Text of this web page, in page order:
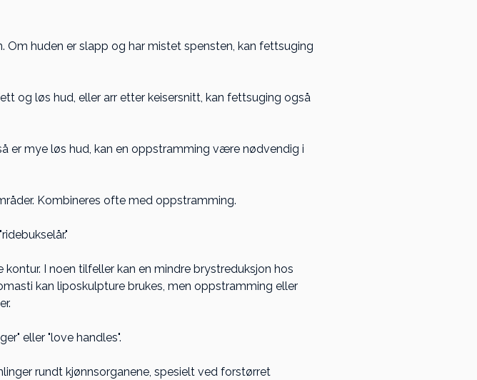
Om huden er slapp og har mistet spensten, kan fettsuging
og løs hud, eller arr etter keisersnitt, kan fettsuging også
er mye løs hud, kan en oppstramming være nødvendig i
Kombineres ofte med oppstramming.
I noen tilfeller kan en mindre brystreduksjon hos
kan liposkulpture brukes, men oppstramming eller
eller "love handles".
rundt kjønnsorganene​, spesielt ved forstørret